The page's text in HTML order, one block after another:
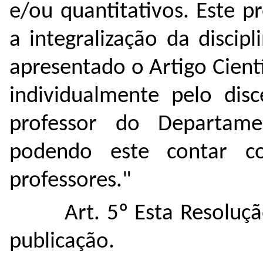
e/ou quantitativos. Este
a integralização da
apresentado o Artigo
individualmente pelo
professor do
podendo este contar
professores."
Art. 5º Esta
publicação.